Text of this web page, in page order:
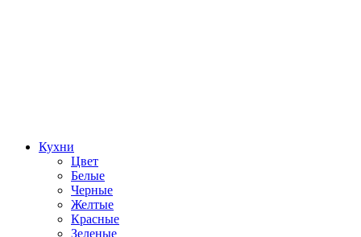
Кухни
Цвет
Белые
Черные
Желтые
Красные
Зеленые